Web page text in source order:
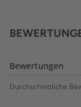
Bewertungen
Durchschnittliche